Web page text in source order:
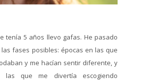
tenía 5 años llevo gafas. He pasado
fases posibles: épocas en las que
y me hacían sentir diferente, y
las que me divertía escogiendo